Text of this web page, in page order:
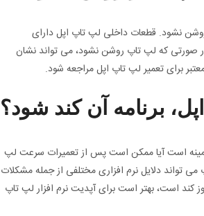
نشود. قطعات داخلی لپ تاپ اپل دارای
که لپ تاپ روشن نشود، می تواند نشان
برای تعمیر لپ تاپ اپل مراجعه شود.
برنامه آن کند شود؟
است آیا ممکن است پس از تعمیرات سرعت لپ
تواند دلایل نرم افزاری مختلفی از جمله مشکلات
کند است، بهتر است برای آپدیت نرم افزار لپ تاپ